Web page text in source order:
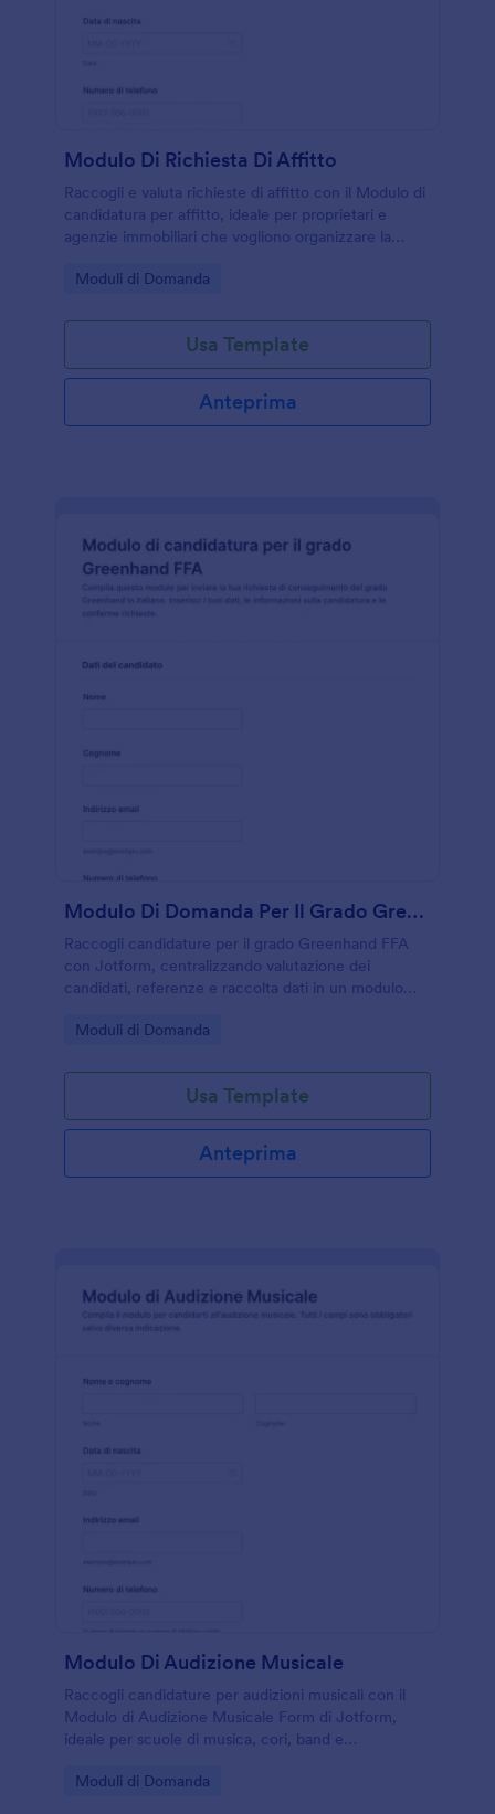
Modulo Di Richiesta Di Affitto
Raccogli e valuta richieste di affitto con il Modulo di
candidatura per affitto, ideale per proprietari e
agenzie immobiliari che vogliono organizzare la
Jotform.
Go to Category:
Moduli di Domanda
Usa Template
Anteprima
Modulo Di Domanda Per Il Grado Greenhand FFA
Raccogli candidature per il grado Greenhand FFA
con Jotform, centralizzando valutazione dei
candidati, referenze e raccolta dati in un modulo
Go to Category:
Moduli di Domanda
Usa Template
Anteprima
Modulo Di Audizione Musicale
Raccogli candidature per audizioni musicali con il
Modulo di Audizione Musicale Form di Jotform,
ideale per scuole di musica, cori, band e
collection e risposta online in modo semplice.
Go to Category:
Moduli di Domanda